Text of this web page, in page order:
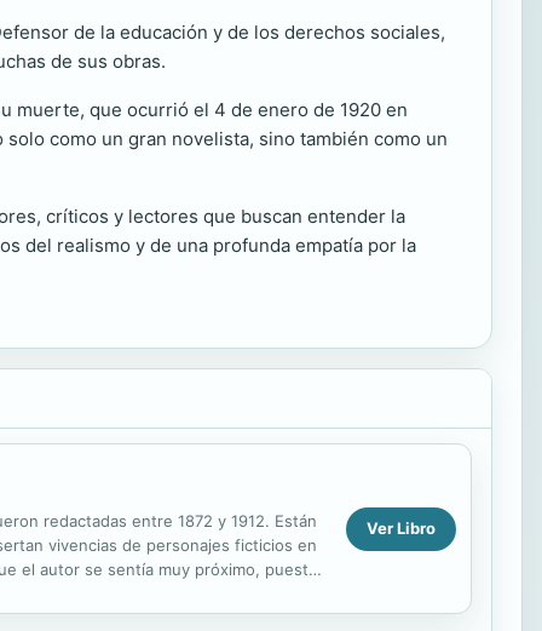
de la educación y de los derechos sociales,
de sus obras.
muerte, que ocurrió el 4 de enero de 1920 en
como un gran novelista, sino también como un
críticos y lectores que buscan entender la
del realismo y de una profunda empatía por la
redactadas entre 1872 y 1912. Están
vivencias de personajes ficticios en
el autor se sentía muy próximo, puesto
Ver Libro